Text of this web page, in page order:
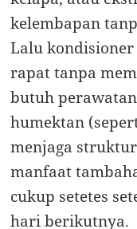
kelembapan
Lalu
rapat tanpa
butuh
humektan
menjaga
manfaat
cukup setetes
hari berikutnya.